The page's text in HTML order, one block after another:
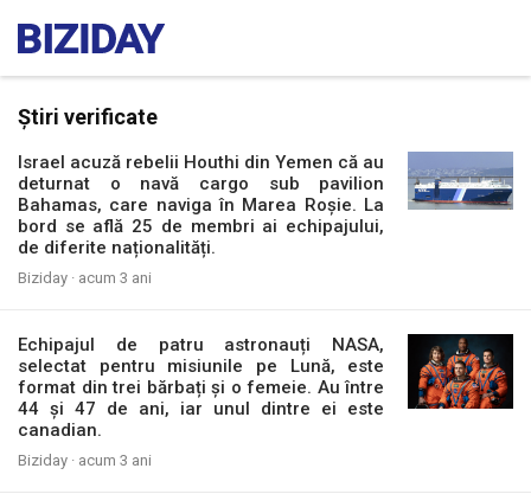
Știri verificate
Israel acuză rebelii Houthi din Yemen că au
deturnat o navă cargo sub pavilion
Bahamas, care naviga în Marea Roșie. La
bord se află 25 de membri ai echipajului,
de diferite naționalități.
Biziday · acum 3 ani
Echipajul de patru astronauți NASA,
selectat pentru misiunile pe Lună, este
format din trei bărbați și o femeie. Au între
44 și 47 de ani, iar unul dintre ei este
canadian.
Biziday · acum 3 ani